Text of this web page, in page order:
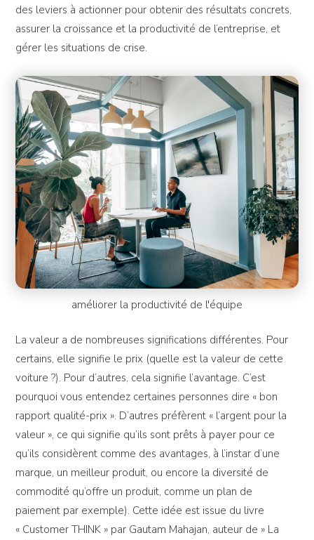
des leviers à actionner pour obtenir des résultats concrets,
assurer la croissance et la productivité de l’entreprise, et
gérer les situations de crise.
améliorer la productivité de l'équipe
La valeur a de nombreuses significations différentes. Pour
certains, elle signifie le prix (quelle est la valeur de cette
voiture ?). Pour d’autres, cela signifie l’avantage. C’est
pourquoi vous entendez certaines personnes dire « bon
rapport qualité-prix ». D’autres préfèrent « l’argent pour la
valeur », ce qui signifie qu’ils sont prêts à payer pour ce
qu’ils considèrent comme des avantages, à l’instar d’une
marque, un meilleur produit, ou encore la diversité de
commodité qu’offre un produit, comme un plan de
paiement par exemple). Cette idée est issue du livre
« Customer THINK » par Gautam Mahajan, auteur de » La